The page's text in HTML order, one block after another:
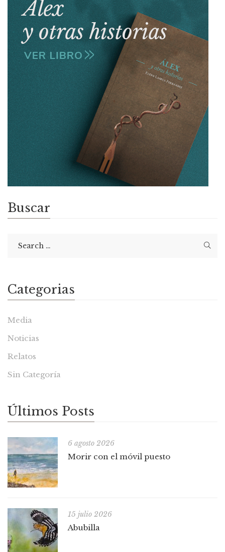
Buscar
Categorias
Media
Noticias
Relatos
Sin Categoría
Últimos Posts
6 agosto 2026
Morir con el móvil puesto
15 julio 2026
Abubilla